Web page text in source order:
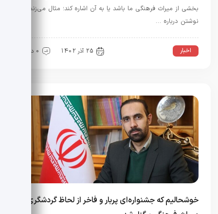
بخشی از میراث فرهنگی ما باشد یا به آن اشاره کند؛ مثال می‌زنم
نوشتن درباره …
اخبار 25 آذر 1402 0 دیدگاه
خوشحالیم که جشنواره‌ای پربار و فاخر از لحاظ گردشگری و